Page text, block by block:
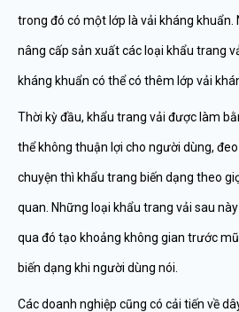
trong đó có một lớp là vải kháng khuẩn.
nâng cấp sản xuất các loại khẩu trang
kháng khuẩn có thể có thêm lớp vải
Thời kỳ đầu, khẩu trang vải được làm
thể không thuận lợi cho người dùng,
chuyện thì khẩu trang biến dạng theo
quan. Những loại khẩu trang vải sau
qua đó tạo khoảng không gian trước
biến dạng khi người dùng nói.
Các doanh nghiệp cũng có cải tiến về